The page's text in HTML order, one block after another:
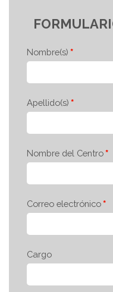
Nombre(s)
Apellido(s)
Nombre del Centro
Correo electrónico
Cargo